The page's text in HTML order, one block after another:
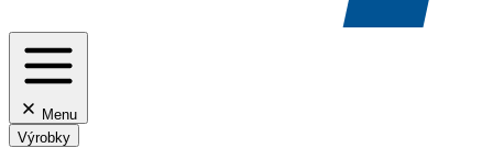
Menu
Výrobky